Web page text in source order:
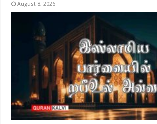
August 8, 2026